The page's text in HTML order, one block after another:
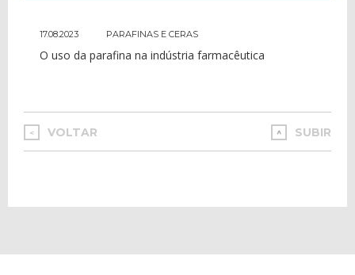
17.08.2023 PARAFINAS E CERAS
O uso da parafina na indústria farmacêutica
< VOLTAR SUBIR